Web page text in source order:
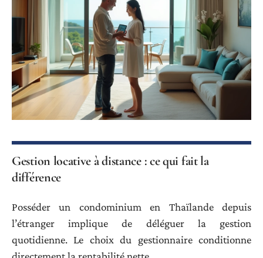
Gestion locative à distance : ce qui fait la
différence
Posséder un condominium en Thaïlande depuis
l’étranger implique de déléguer la gestion
quotidienne. Le choix du gestionnaire conditionne